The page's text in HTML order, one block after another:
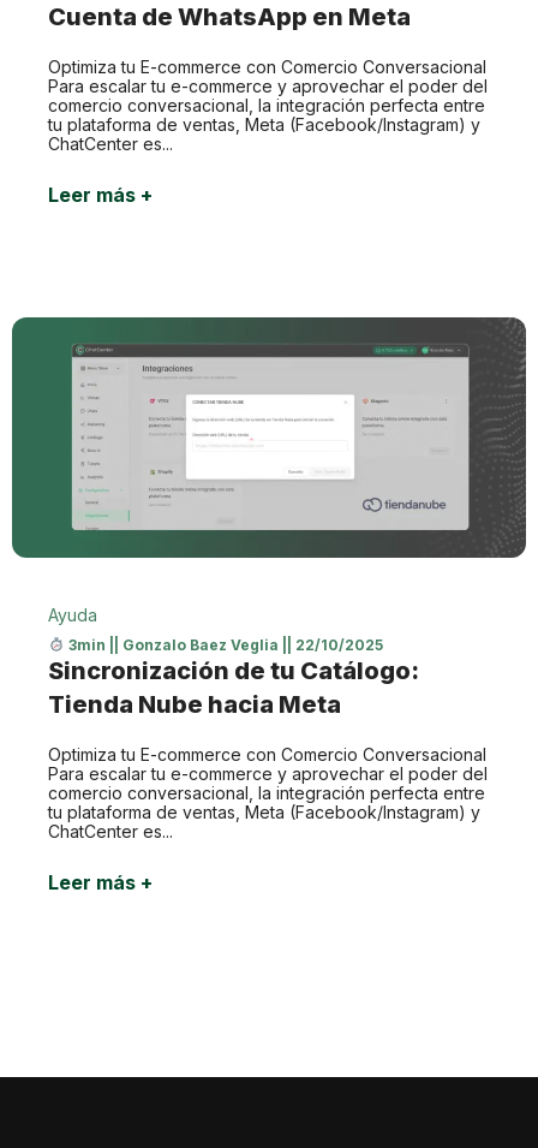
Cuenta de WhatsApp en Meta
Optimiza tu E-commerce con Comercio Conversacional
Para escalar tu e-commerce y aprovechar el poder del
comercio conversacional, la integración perfecta entre
tu plataforma de ventas, Meta (Facebook/Instagram) y
ChatCenter es...
Leer más +
Ayuda
3min Gonzalo Baez Veglia 22/10/2025
Sincronización de tu Catálogo:
Tienda Nube hacia Meta
Optimiza tu E-commerce con Comercio Conversacional
Para escalar tu e-commerce y aprovechar el poder del
comercio conversacional, la integración perfecta entre
tu plataforma de ventas, Meta (Facebook/Instagram) y
ChatCenter es...
Leer más +